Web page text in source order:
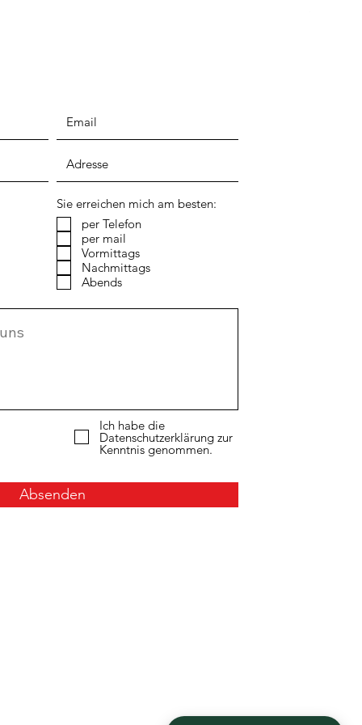
Sie erreichen mich am besten:
per Telefon
per mail
Vormittags
Nachmittags
Abends
Ich habe die
Datenschutzerklärung zur
Kenntnis genommen.
Absenden